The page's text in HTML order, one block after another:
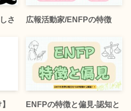
さ 広報活動家/ENFPの特徴
ENFPの特徴と偏見-認知と